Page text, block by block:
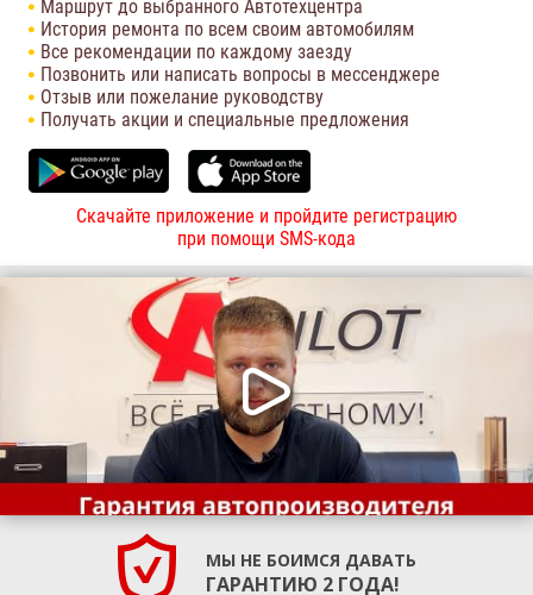
Маршрут до выбранного Автотехцентра
История ремонта по всем своим автомобилям
Все рекомендации по каждому заезду
Позвонить или написать вопросы в мессенджере
Отзыв или пожелание руководству
Получать акции и специальные предложения
Скачайте приложение и пройдите регистрацию
при помощи SMS-кода
МЫ НЕ БОИМСЯ ДАВАТЬ
ГАРАНТИЮ 2 ГОДА!